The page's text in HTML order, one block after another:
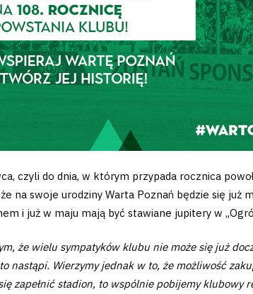
czyli do dnia, w którym przypada rocznica
na swoje urodziny Warta Poznań będzie się
i już w maju mają być stawiane jupitery w
że wielu sympatyków klubu nie może się już
nastąpi. Wierzymy jednak w to, że możliwość
zapełnić stadion, to wspólnie pobijemy klubowy